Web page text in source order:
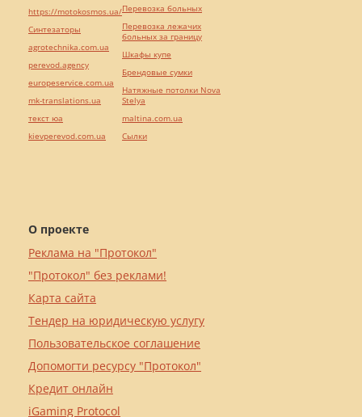
О проекте
Реклама на "Протокол"
"Протокол" без реклами!
Карта сайта
Тендер на юридическую услугу
Пользовательское соглашение
Допомогти ресурсу "Протокол"
Кредит онлайн
iGaming Protocol
https://motokosmos.ua/
Синтезаторы
agrotechnika.com.ua
perevod.agency
europeservice.com.ua
mk-translations.ua
текст юа
kievperevod.com.ua
Перевозка больных
Перевозка лежачих
больных за границу
Шкафы купе
Брендовые сумки
Натяжные потолки Nova
Stelya
maltina.com.ua
Cылки